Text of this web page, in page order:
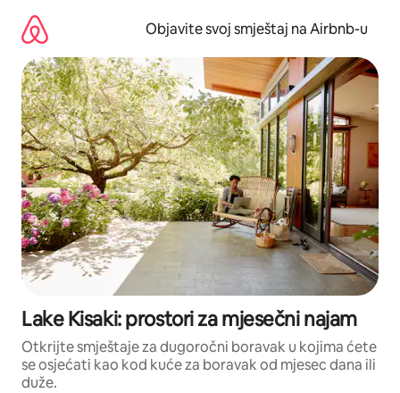
sadržaj
Objavite svoj smještaj na Airbnb-u
Lake Kisaki: prostori za mjesečni najam
Otkrijte smještaje za dugoročni boravak u kojima ćete
se osjećati kao kod kuće za boravak od mjesec dana ili
duže.